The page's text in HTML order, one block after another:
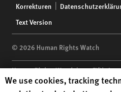
menu
Korrekturen
Text Version
© 2026 Human Rights Watch
Human Rights Watch| 350 Fifth
10118-3299USA|t 1.212.290.4700
Human Rights Watch cookie
We use cookies, tracking